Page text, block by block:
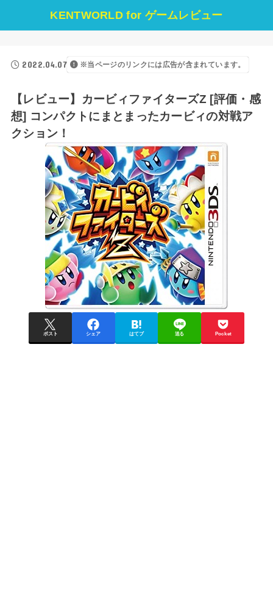
KENTWORLD for ゲームレビュー
2022.04.07 ※当ページのリンクには広告が含まれています。
【レビュー】カービィファイターズZ [評価・感
想] コンパクトにまとまったカービィの対戦ア
クション！
ポスト シェア はてブ 送る Pocket